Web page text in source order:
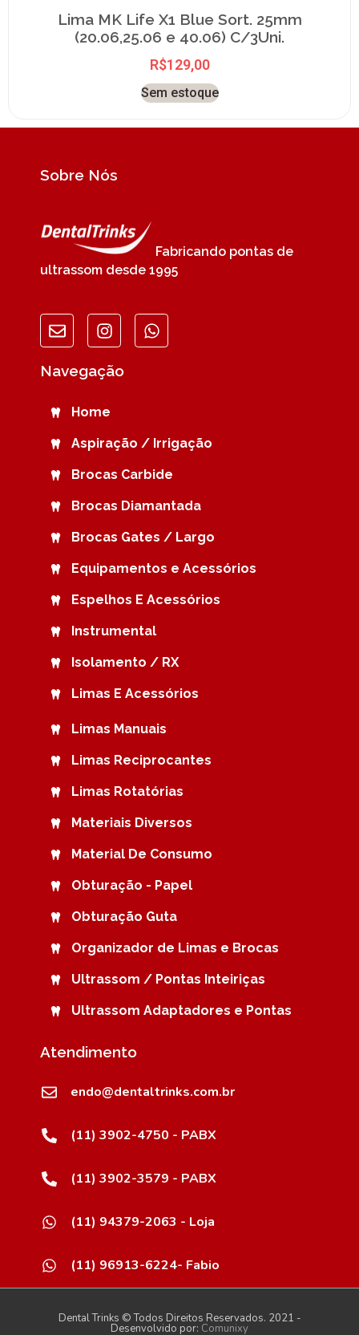
Lima MK Life X1 Blue Sort. 25mm
(20.06,25.06 e 40.06) C/3Uni.
R$129,00
Sem estoque
Sobre Nós
Fabricando pontas de
ultrassom desde 1995
Navegação
Home
Aspiração / Irrigação
Brocas Carbide
Brocas Diamantada
Brocas Gates / Largo
Equipamentos e Acessórios
Espelhos E Acessórios
Instrumental
Isolamento / RX
Limas E Acessórios
Limas Manuais
Limas Reciprocantes
Limas Rotatórias
Materiais Diversos
Material De Consumo
Obturação - Papel
Obturação Guta
Organizador de Limas e Brocas
Ultrassom / Pontas Inteiriças
Ultrassom Adaptadores e Pontas
Atendimento
endo@dentaltrinks.com.br
(11) 3902-4750 - PABX
(11) 3902-3579 - PABX
(11) 94379-2063 - Loja
(11) 96913-6224- Fabio
Dental Trinks © Todos Direitos Reservados. 2021 -
Desenvolvido por: Comunixy